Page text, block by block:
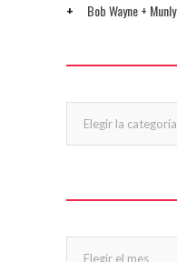
Bob Wayne + Munly